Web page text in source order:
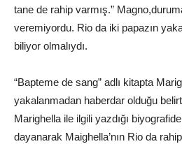
tane de rahip varmış.”
veremiyordu. Rio da iki papazın
biliyor olmalıydı.
“Bapteme de sang” adlı kitapta
yakalanmadan haberdar olduğu
Marighella ile ilgili yazdığı
dayanarak Maighella’nın Rio da